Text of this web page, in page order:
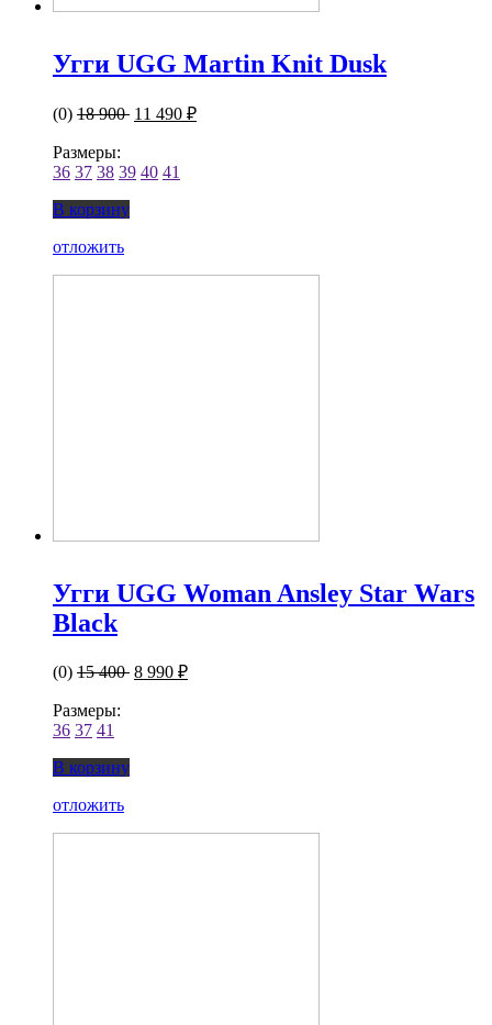
Угги UGG Martin Knit Dusk
(0) 18 900 11 490 ₽
Размеры:
36 37 38 39 40 41
В корзину
отложить
Угги UGG Woman Ansley Star Wars
Black
(0) 15 400 8 990 ₽
Размеры:
36 37 41
В корзину
отложить